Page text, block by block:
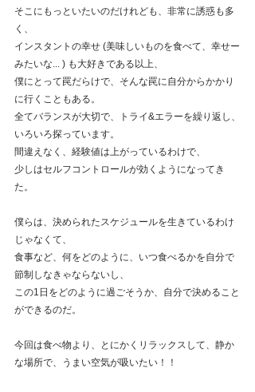
そこにもっといたいのだけれども、非常に誘惑も多
く、
インスタントの幸せ (美味しいものを食べて、幸せー
みたいな... ) も大好きである以上、
僕にとって罠だらけで、そんな罠に自分からかかり
に行くこともある。
全てバランスが大切で、トライ&エラーを繰り返し、
いろいろ探っています。
間違えなく、経験値は上がっているわけで、
少しはセルフコントロールが効くようになってき
た。
僕らは、決められたスケジュールを生きているわけ
じゃなくて、
食事など、何をどのように、いつ食べるかを自分で
節制しなきゃならないし、
この1日をどのように過ごそうか、自分で決めること
ができるのだ。
今回は食べ物より、とにかくリラックスして、静か
な場所で、うまい空気が吸いたい！！